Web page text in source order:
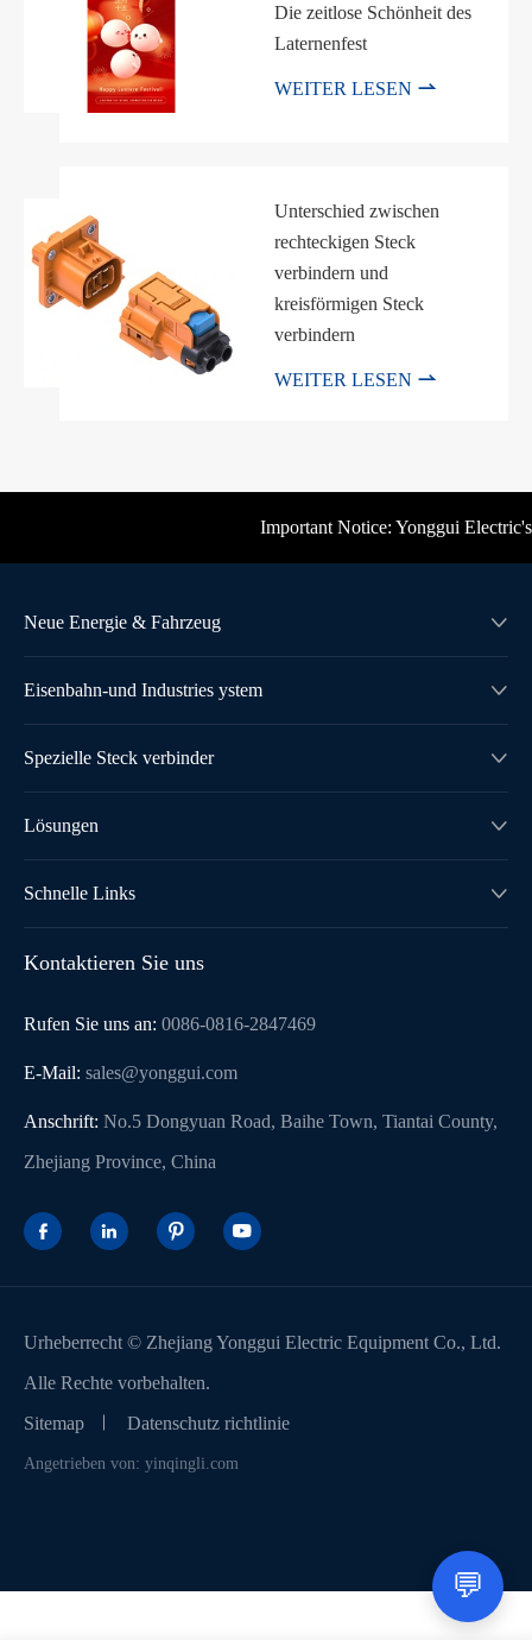
Die zeitlose Schönheit des
Laternenfest
WEITER LESEN 
Unterschied zwischen
rechteckigen Steck
verbindern und
kreisförmigen Steck
verbindern
WEITER LESEN 
Important Notice: Yonggui Electric's
Neue Energie & Fahrzeug 
Eisenbahn-und Industries ystem 
Spezielle Steck verbinder 
Lösungen 
Schnelle Links 
Kontaktieren Sie uns
Rufen Sie uns an: 0086-0816-2847469
E-Mail: sales@yonggui.com
Anschrift: No.5 Dongyuan Road, Baihe Town, Tiantai County,
Zhejiang Province, China
   
Urheberrecht © Zhejiang Yonggui Electric Equipment Co., Ltd.
Alle Rechte vorbehalten.
Sitemap
Datenschutz richtlinie
Angetrieben von: yinqingli.com
💬